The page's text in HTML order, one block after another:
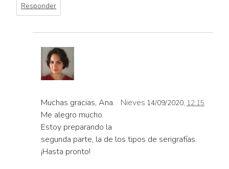
Responder
Nieves 14/09/2020, 12:15
Muchas gracias, Ana.
Me alegro mucho.
Estoy preparando la
segunda parte, la de los tipos de serigrafías.
¡Hasta pronto!